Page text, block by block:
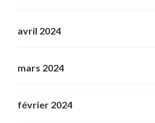
avril 2024
mars 2024
février 2024